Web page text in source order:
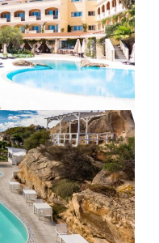
Zobacz regiony